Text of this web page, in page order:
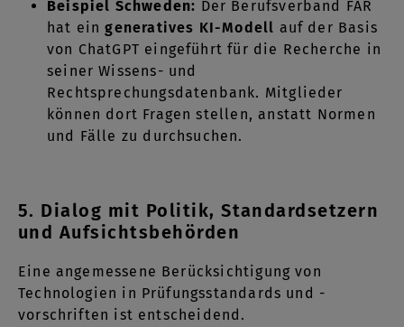
Beispiel Schweden: Der Berufsverband FAR
hat eingeneratives KI-Modell auf der Basis
von ChatGPT eingeführt für die Recherche in
seiner Wissens- und
Rechtsprechungsdatenbank. Mitglieder
können dort Fragen stellen, anstatt Normen
und Fälle zu durchsuchen.
5. Dialog mit Politik, Standardsetzern
und Aufsichtsbehörden
Eine angemessene Berücksichtigung von
Technologien in Prüfungsstandards und -
vorschriften ist entscheidend.